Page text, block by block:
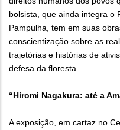
bolsista, que ainda integra o
Pampulha, tem em suas
conscientização sobre as
trajetórias e histórias de
defesa da floresta.
“Hiromi Nagakura: até a
A exposição, em cartaz no